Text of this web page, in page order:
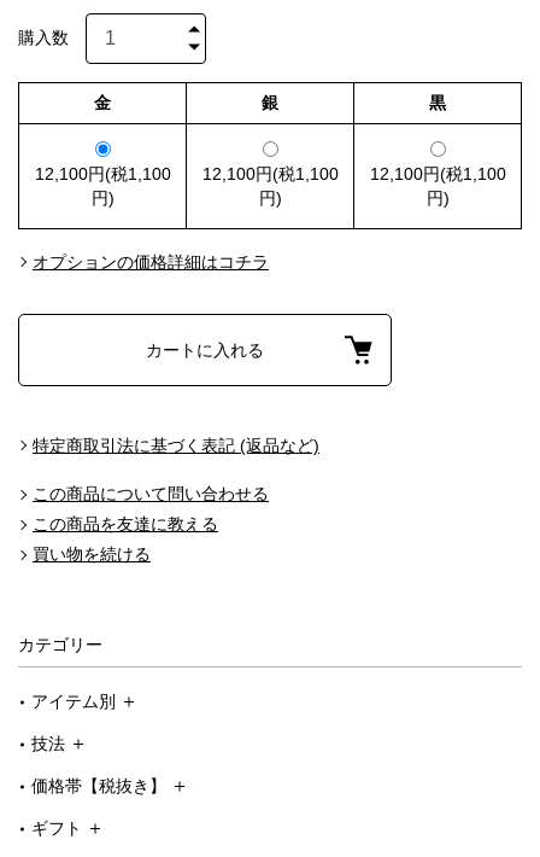
購入数
金 銀 黒
12,100円(税1,100
円)
12,100円(税1,100
円)
12,100円(税1,100
円)
オプションの価格詳細はコチラ
カートに入れる
特定商取引法に基づく表記 (返品など)
この商品について問い合わせる
この商品を友達に教える
買い物を続ける
カテゴリー
アイテム別
技法
価格帯【税抜き】
ギフト